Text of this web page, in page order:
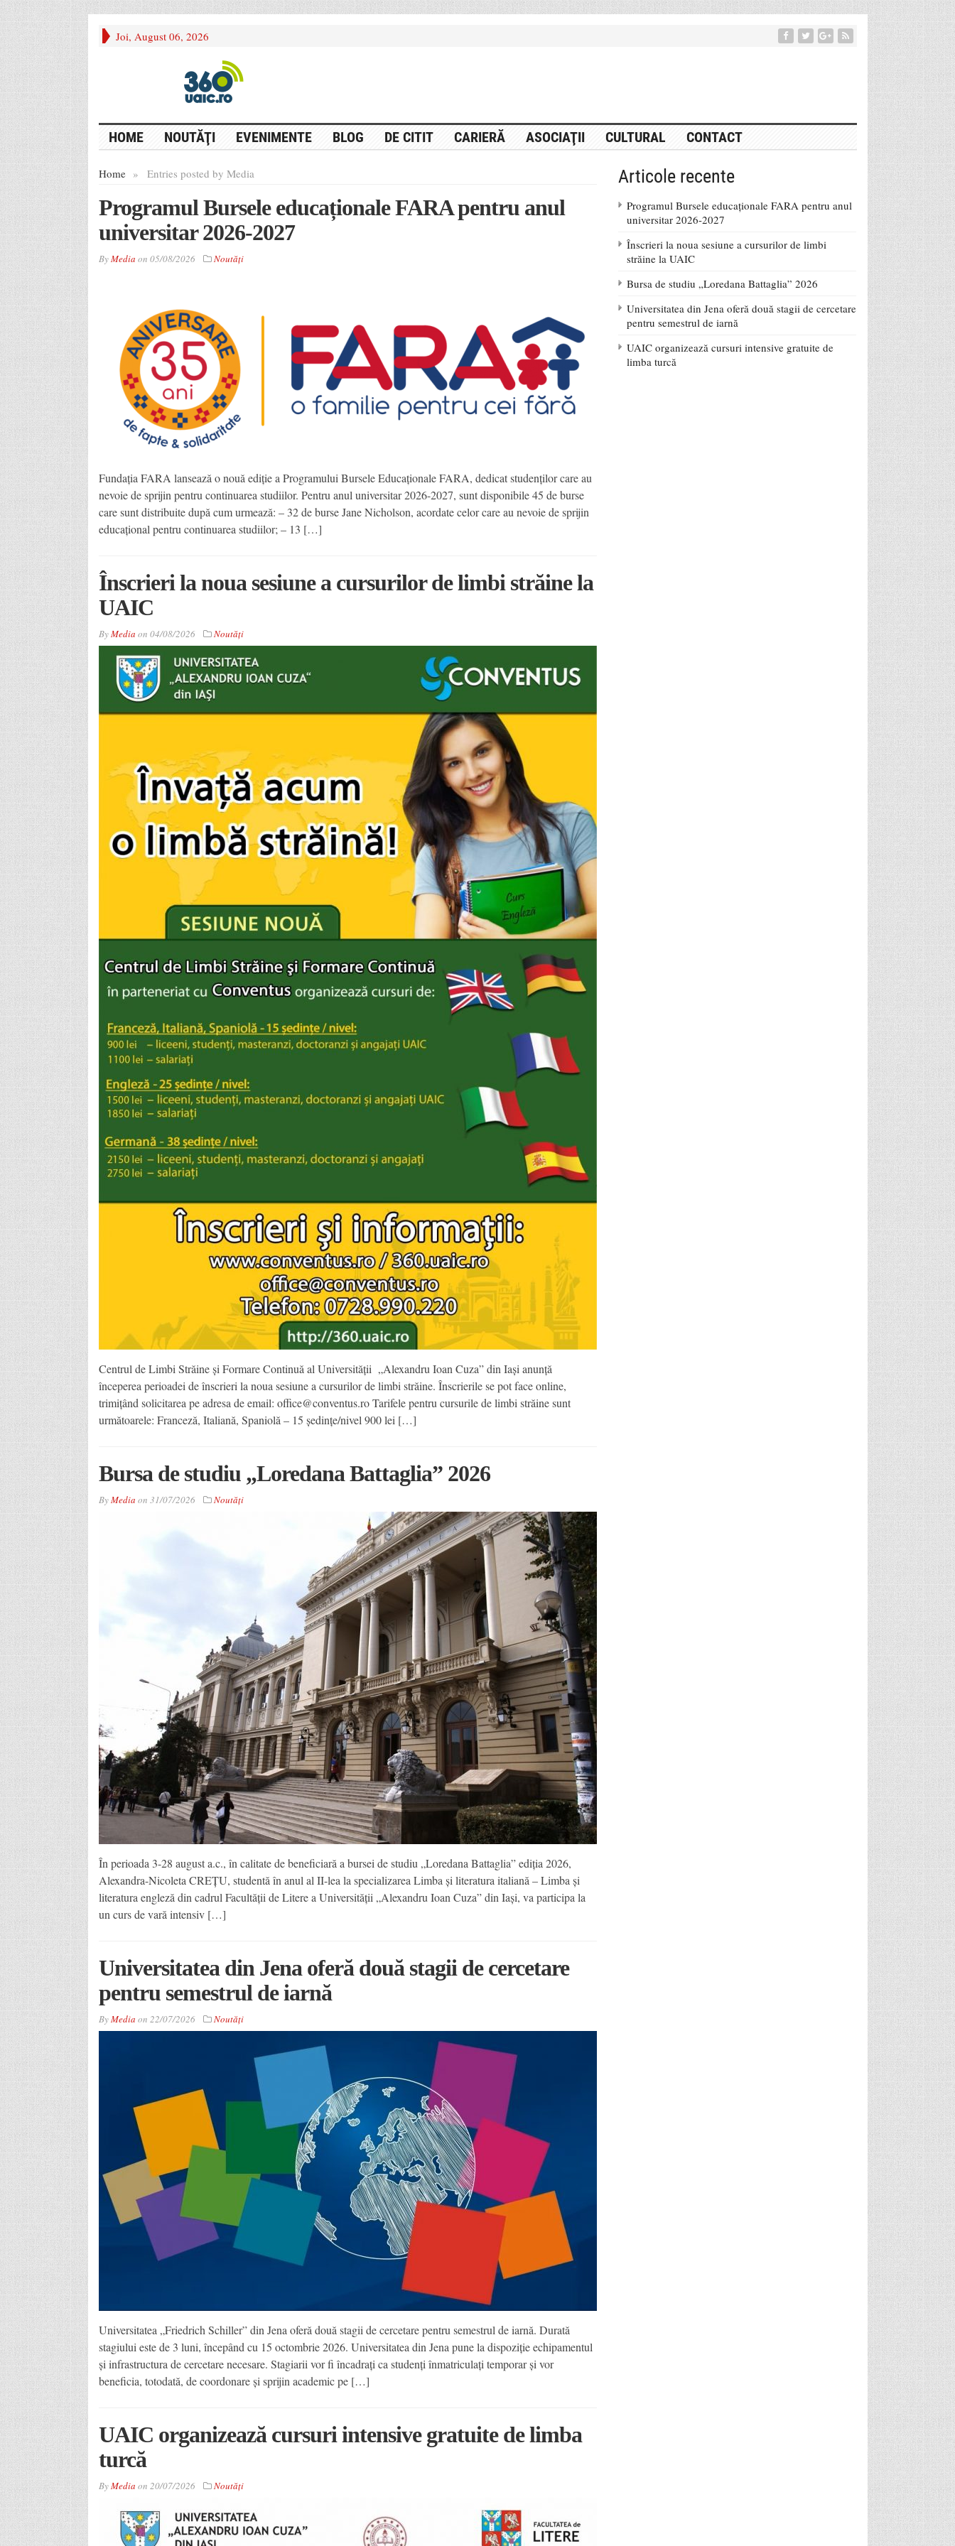
Joi, August 06, 2026
HOME NOUTĂŢI EVENIMENTE BLOG DE CITIT CARIERĂ ASOCIAŢII CULTURAL CONTACT
Home » Entries posted by Media
Programul Bursele educaționale FARA pentru anul
universitar 2026-2027
ByMedia on 05/08/2026 Noutăţi
Fundația FARA lansează o nouă ediție a Programului Bursele Educaționale FARA, dedicat studenților care au
nevoie de sprijin pentru continuarea studiilor. Pentru anul universitar 2026-2027, sunt disponibile 45 de burse
care sunt distribuite după cum urmează: – 32 de burse Jane Nicholson, acordate celor care au nevoie de sprijin
educațional pentru continuarea studiilor; – 13 […]
Înscrieri la noua sesiune a cursurilor de limbi străine la
UAIC
ByMedia on 04/08/2026 Noutăţi
Centrul de Limbi Străine și Formare Continuă al Universității „Alexandru Ioan Cuza” din Iași anunță
începerea perioadei de înscrieri la noua sesiune a cursurilor de limbi străine. Înscrierile se pot face online,
trimițând solicitarea pe adresa de email: office@conventus.ro Tarifele pentru cursurile de limbi străine sunt
următoarele: Franceză, Italiană, Spaniolă – 15 ședințe/nivel 900 lei […]
Bursa de studiu „Loredana Battaglia” 2026
ByMedia on 31/07/2026 Noutăţi
În perioada 3-28 august a.c., în calitate de beneficiară a bursei de studiu „Loredana Battaglia” ediția 2026,
Alexandra-Nicoleta CREȚU, studentă în anul al II-lea la specializarea Limba și literatura italiană – Limba și
literatura engleză din cadrul Facultății de Litere a Universității „Alexandru Ioan Cuza” din Iași, va participa la
un curs de vară intensiv […]
Universitatea din Jena oferă două stagii de cercetare
pentru semestrul de iarnă
ByMedia on 22/07/2026 Noutăţi
Universitatea „Friedrich Schiller” din Jena oferă două stagii de cercetare pentru semestrul de iarnă. Durată
stagiului este de 3 luni, începând cu 15 octombrie 2026. Universitatea din Jena pune la dispoziție echipamentul
și infrastructura de cercetare necesare. Stagiarii vor fi încadrați ca studenți înmatriculați temporar și vor
beneficia, totodată, de coordonare și sprijin academic pe […]
UAIC organizează cursuri intensive gratuite de limba
turcă
ByMedia on 20/07/2026 Noutăţi
Articole recente
Programul Bursele educaționale FARA pentru anul
universitar 2026-2027
Înscrieri la noua sesiune a cursurilor de limbi
străine la UAIC
Bursa de studiu „Loredana Battaglia” 2026
Universitatea din Jena oferă două stagii de cercetare
pentru semestrul de iarnă
UAIC organizează cursuri intensive gratuite de
limba turcă